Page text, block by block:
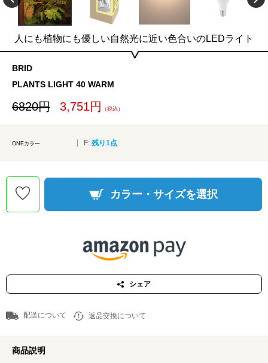
人にも植物にも優しい自然光に近い色合いのLEDライト
BRID
PLANTS LIGHT 40 WARM
6820円 3,751円 （税込）
ONEカラー F: 残り1点
カラー・サイズを選択
シェア
配送について 返品交換について
商品説明